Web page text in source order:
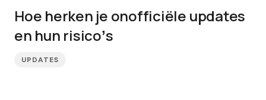
Hoe herken je onofficiële updates
en hun risicoʼs
UPDATES